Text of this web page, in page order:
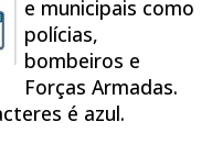
e municipais como
polícias,
bombeiros e
Forças Armadas.
é azul.